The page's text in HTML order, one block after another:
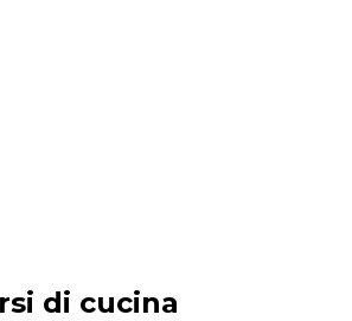
indimenticabili: Esperienze
di cucina